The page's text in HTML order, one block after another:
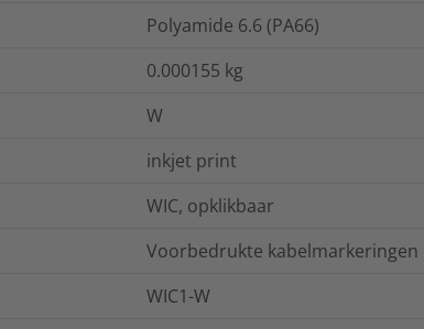
Polyamide 6.6 (PA66)
0.000155 kg
W
inkjet print
WIC, opklikbaar
Voorbedrukte kabelmarkeringen
WIC1-W